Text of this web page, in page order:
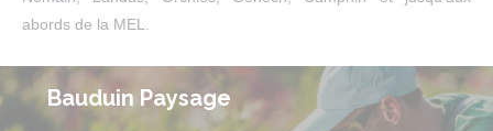
abords de la MEL.
Bauduin Paysage